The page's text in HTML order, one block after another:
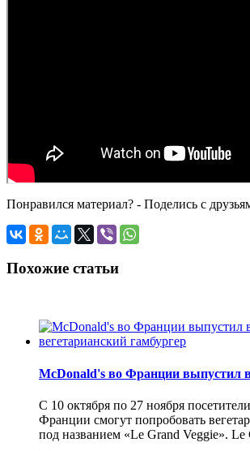
Понравился материал? - Поделись с
Похожие статьи
McDonald's во Франции выпустил
С 10 октября по 27 ноября
Франции смогут попробовать
под названием «Le Grand Veggie». Le